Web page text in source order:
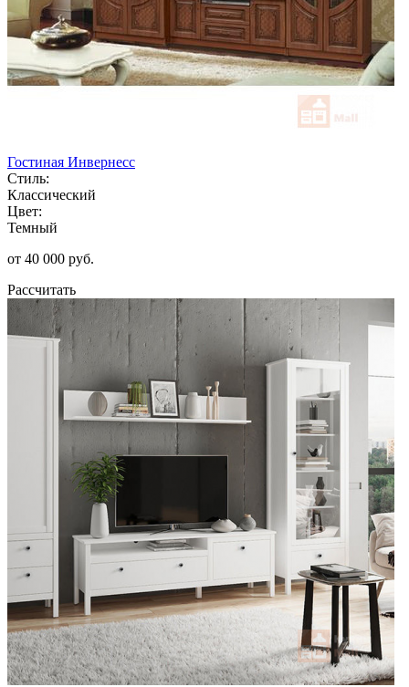
Гостиная Инвернесс
Стиль:
Классический
Цвет:
Темный
от 40 000 руб.
Рассчитать